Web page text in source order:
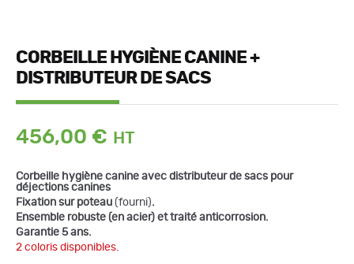
CORBEILLE HYGIÈNE CANINE +
DISTRIBUTEUR DE SACS
456,00 €
Corbeille hygiène canine avec distributeur de sacs pour
déjections canines
Fixation sur poteau (fourni).
Ensemble robuste (en acier) et traité anticorrosion.
Garantie 5 ans.
2 coloris disponibles.
quantité